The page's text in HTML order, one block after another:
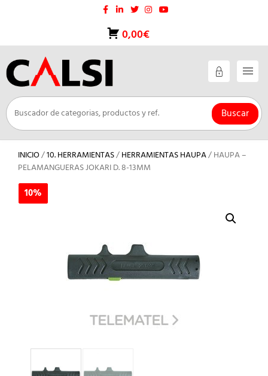
0,00€
Buscar
INICIO/10. HERRAMIENTAS/HERRAMIENTAS HAUPA/ HAUPA –
PELAMANGUERAS JOKARI D. 8-13MM
10%
10%